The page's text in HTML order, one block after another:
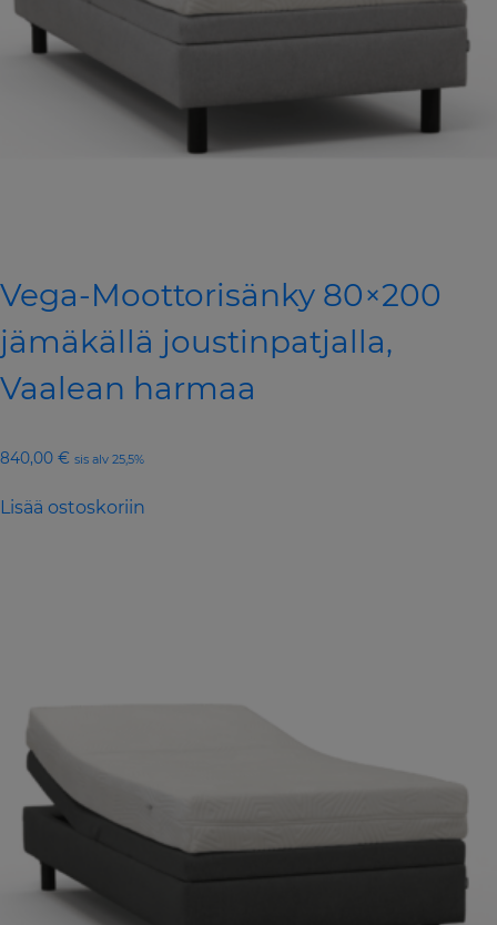
Vega-Moottorisänky 80×200
jämäkällä joustinpatjalla,
Vaalean harmaa
840,00 € sis alv 25,5%
Lisää ostoskoriin